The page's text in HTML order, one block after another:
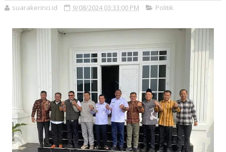
suarakerinci.id 9/08/2024 03:33:00 PM Politik